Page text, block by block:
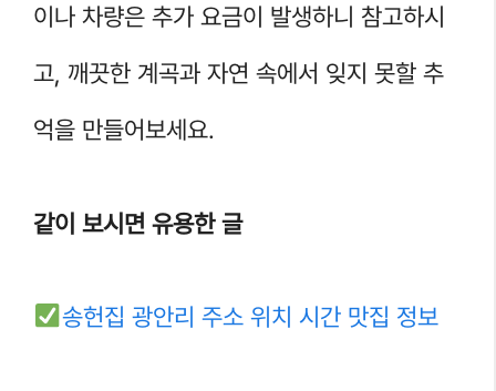
이나 차량은 추가 요금이 발생하니 참고하시
고, 깨끗한 계곡과 자연 속에서 잊지 못할 추
억을 만들어보세요.
같이 보시면 유용한 글
송헌집 광안리 주소 위치 시간 맛집 정보